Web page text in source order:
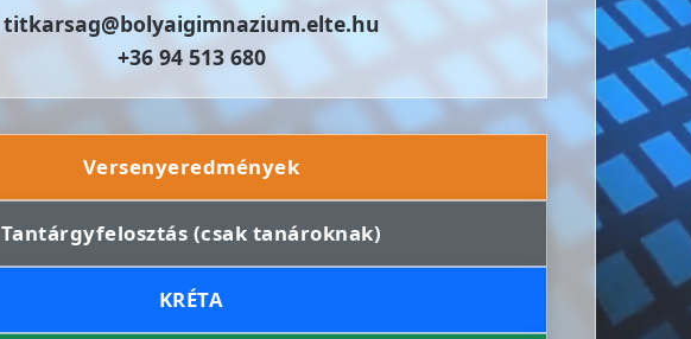
titkarsag@bolyaigimnazium.elte.hu
+36 94 513 680
Versenyeredmények
Tantárgyfelosztás (csak tanároknak)
KRÉTA